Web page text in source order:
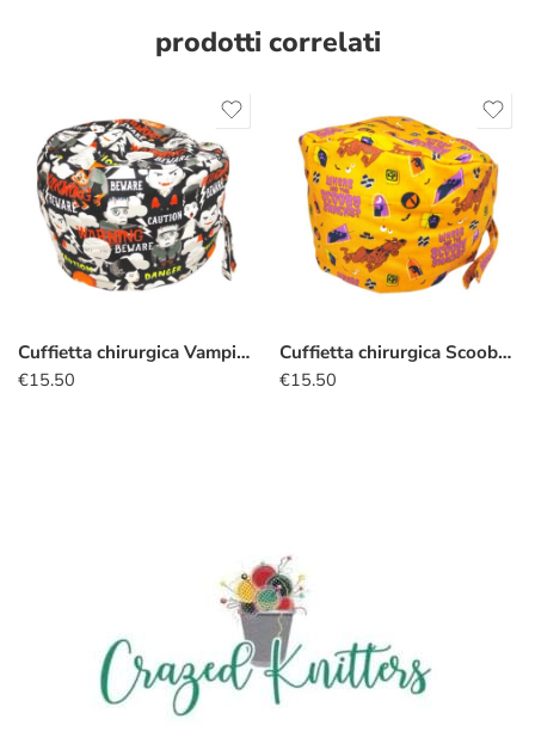
prodotti correlati
Cuffietta chirurgica Vampiri zombie streghe
€15.50
Cuffietta chirurgica Scooby-Doo halloween arancio
€15.50